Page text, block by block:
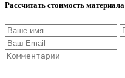
Рассчитать стоимость материала